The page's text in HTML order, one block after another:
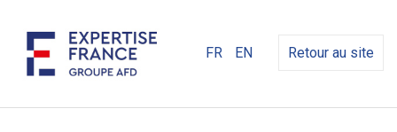
FR EN Retour au site